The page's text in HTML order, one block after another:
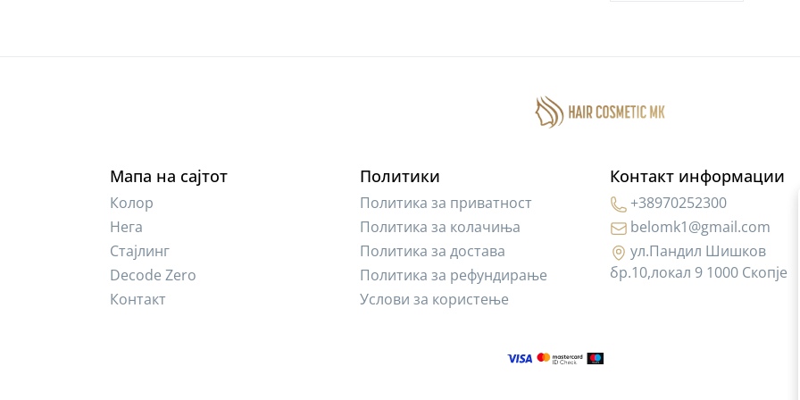
Мапа на сајтот
Колор
Нега
Стајлинг
Decode Zero
Контакт
Политики
Политика за приватност
Политика за колачиња
Политика за достава
Политика за рефундирање
Услови за користење
Контакт информации
+38970252300
belomk1@gmail.com
ул.Пандил Шишков
бр.10,локал 9 1000 Скопје